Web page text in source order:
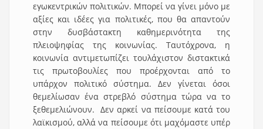
εγωκεντρικών πολιτικών. Μπορεί να γίνει μόνο με
αξίες και ιδέες για πολιτικές, που θα απαντούν
στην δυσβάστακτη καθημερινότητα της
πλειοψηφίας της κοινωνίας. Ταυτόχρονα, η
κοινωνία αντιμετωπίζει τουλάχιστον διστακτικά
τις πρωτοβουλίες που προέρχονται από το
υπάρχον πολιτικό σύστημα. Δεν γίνεται όσοι
θεμελίωσαν ένα στρεβλό σύστημα τώρα να το
ξεθεμελιώνουν. Δεν αρκεί να πείσουμε κατά του
λαϊκισμού, αλλά να πείσουμε ότι μαχόμαστε υπέρ